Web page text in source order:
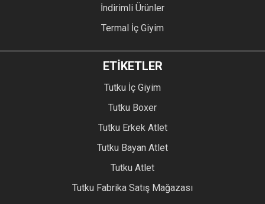
İndirimli Ürünler
Termal İç Giyim
ETİKETLER
Tutku İç Giyim
Tutku Boxer
Tutku Erkek Atlet
Tutku Bayan Atlet
Tutku Atlet
Tutku Fabrika Satış Mağazası